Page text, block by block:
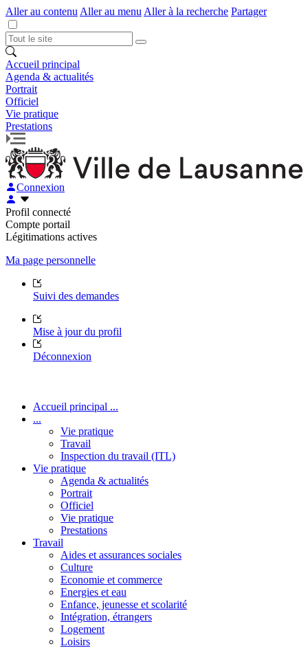
Aller au contenu Aller au menu Aller à la recherche Partager
Accueil principal
Agenda & actualités
Portrait
Officiel
Vie pratique
Prestations
Connexion
Profil connecté
Compte portail
Légitimations actives
Ma page personnelle
Suivi des demandes
Mise à jour du profil
Déconnexion
Accueil principal ...
...
Vie pratique
Travail
Inspection du travail (ITL)
Vie pratique
Agenda & actualités
Portrait
Officiel
Vie pratique
Prestations
Travail
Aides et assurances sociales
Culture
Economie et commerce
Energies et eau
Enfance, jeunesse et scolarité
Intégration, étrangers
Logement
Loisirs